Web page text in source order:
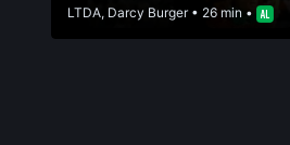
LTDA, Darcy Burger• 26 min •